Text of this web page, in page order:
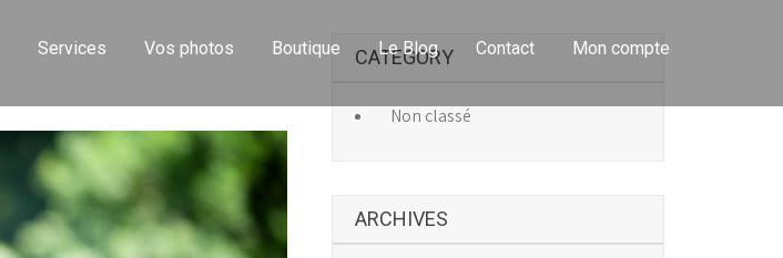
Services Vos photos Boutique Le Blog Contact Mon compte
CATEGORY
Non classé
ARCHIVES